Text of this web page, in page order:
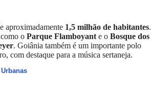
aproximadamente 1,5 milhão de habitantes.
o Parque Flamboyant e o Bosque dos
. Goiânia também é um importante polo
com destaque para a música sertaneja.